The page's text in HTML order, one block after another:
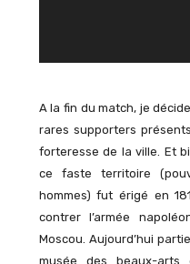
A la fin du match, je
rares supporters
forteresse de la ville. Et
ce faste territoire
hommes) fut érigé en
contrer l’armée
Moscou. Aujourd’hui
musée des beaux-